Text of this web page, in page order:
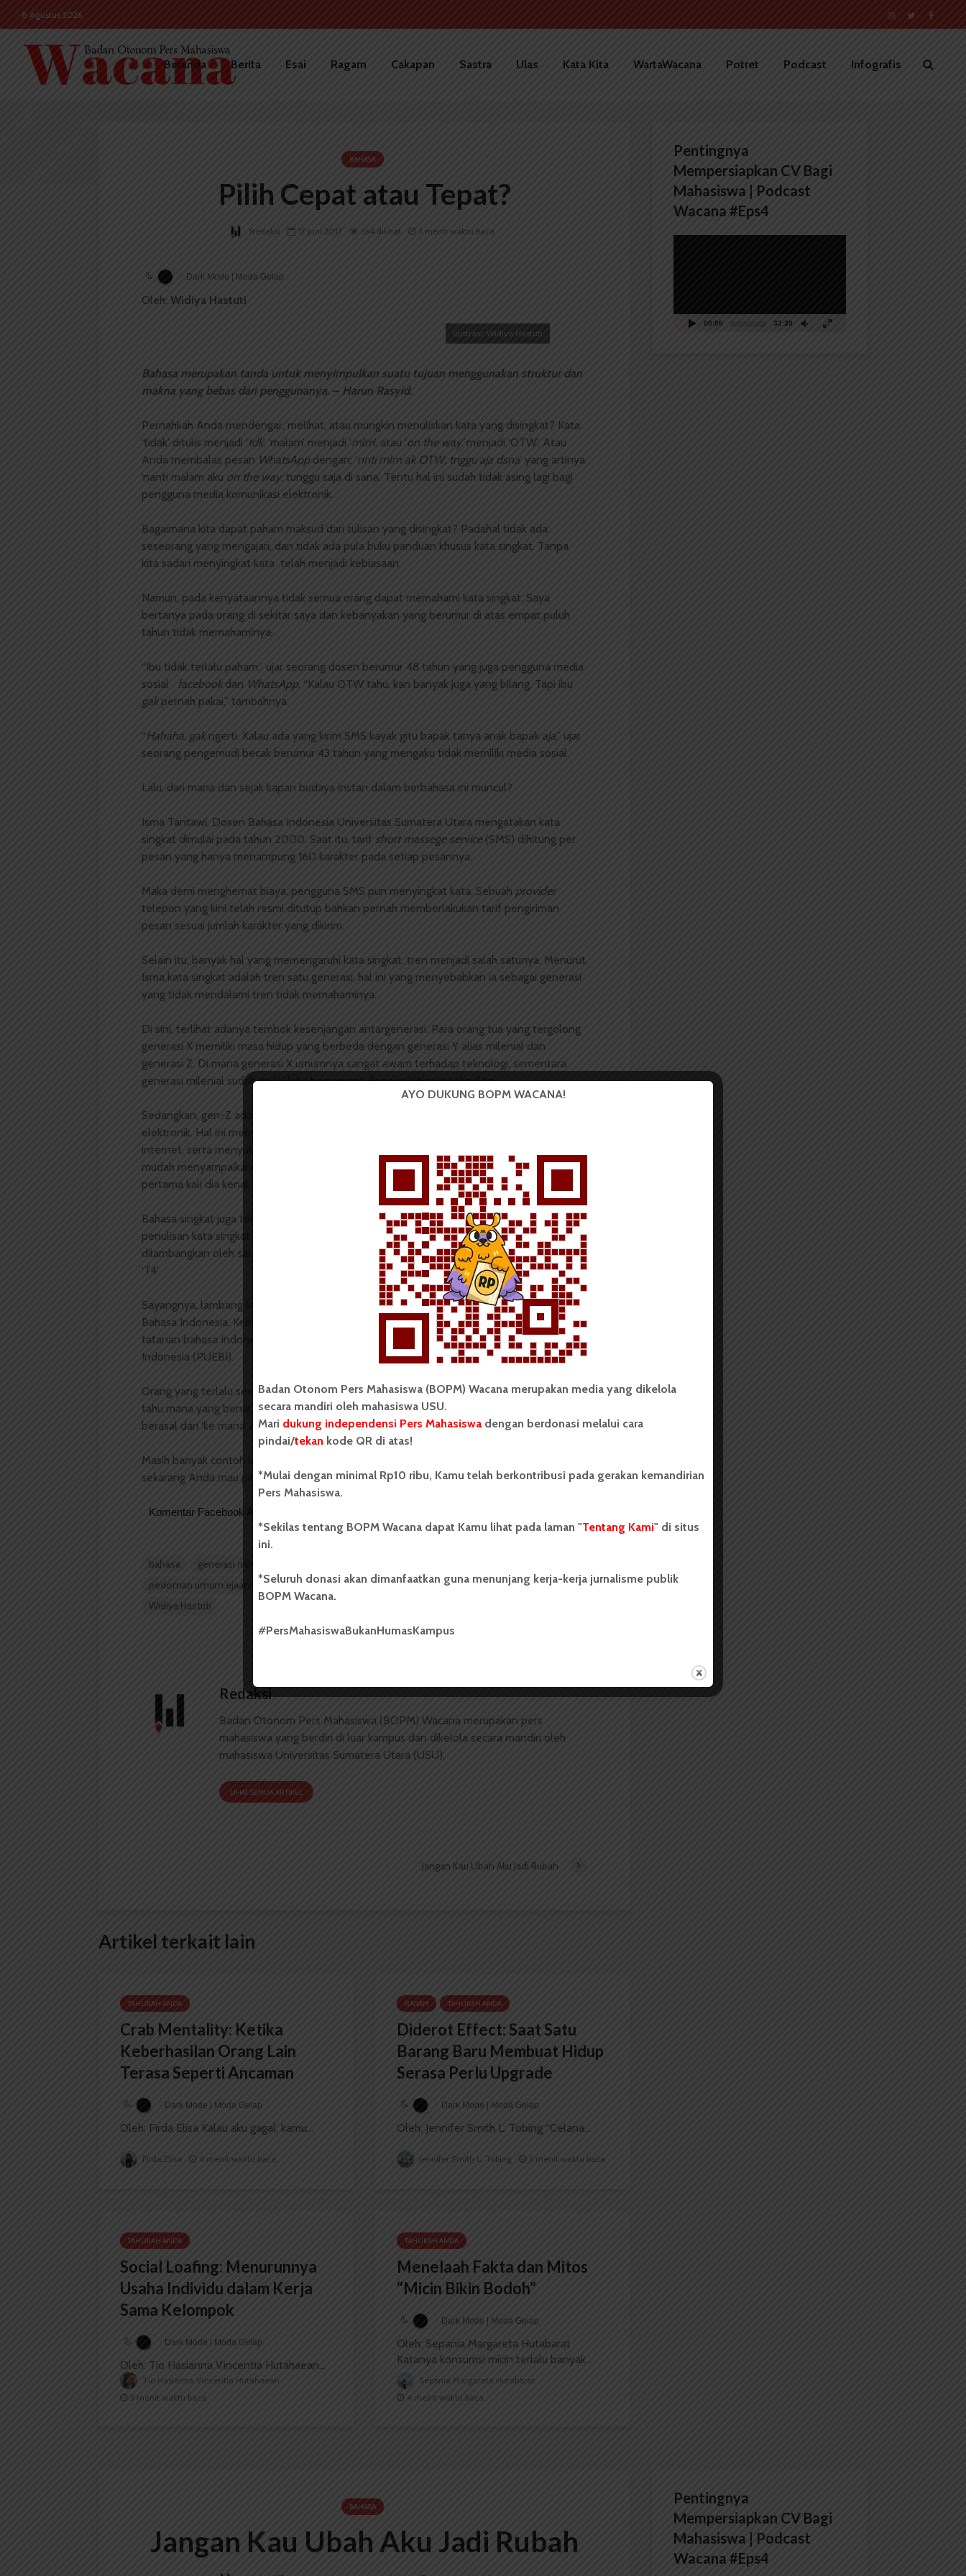
8 Agustus 2026
Beranda Berita Esai Ragam Cakapan Sastra Ulas Kata Kita WartaWacana Potret Podcast Infografis
BAHASA
Pilih Cepat atau Tepat?
Redaksi 17 Juni 2017 364 dilihat 3 menit waktu baca
Dark Mode | Moda Gelap
Oleh: Widiya Hastuti
Ilustrasi: Widiya Hastuti
Bahasa merupakan tanda untuk menyimpulkan suatu tujuan menggunakan struktur dan
makna yang bebas dari penggunanya. – Harun Rasyid.
Pernahkah Anda mendengar, melihat, atau mungkin menuliskan kata yang disingkat? Kata
‘tidak’ ditulis menjadi ‘tdk’, ‘malam’ menjadi ‘mlm’, atau ‘on the way’menjadi ‘OTW’. Atau
Anda membalas pesan WhatsAppdengan; ‘nnti mlm ak OTW, tnggu aja dsna’ yang artinya
‘nanti malam aku on the way, tunggu saja di sana’. Tentu hal ini sudah tidak asing lagi bagi
pengguna media komunikasi elektronik.
Bagaimana kita dapat paham maksud dari tulisan yang disingkat? Padahal tidak ada
seseorang yang mengajari, dan tidak ada pula buku panduan khusus kata singkat. Tanpa
kita sadari menyingkat kata telah menjadi kebiasaan.
Namun, pada kenyataannya tidak semua orang dapat memahami kata singkat. Saya
bertanya pada orang di sekitar saya dan kebanyakan yang berumur di atas empat puluh
tahun tidak memahaminya.
“Ibu tidak terlalu paham,” ujar seorang dosen berumur 48 tahun yang juga pengguna media
sosial facebookdan WhatsApp. “Kalau OTW tahu, kan banyak juga yang bilang. Tapi ibu
gakpernah pakai,” tambahnya.
“Hahaha, gak ngerti. Kalau ada yang kirim SMS kayak gitu bapak tanya anak bapak aja,” ujar
seorang pengemudi becak berumur 43 tahun yang mengaku tidak memiliki media sosial.
Lalu, dari mana dan sejak kapan budaya instan dalam berbahasa ini muncul?
Isma Tantawi, Dosen Bahasa Indonesia Universitas Sumatera Utara mengatakan kata
singkat dimulai pada tahun 2000. Saat itu, tarif short massege service(SMS) dihitung per
pesan yang hanya menampung 160 karakter pada setiap pesannya.
Maka demi menghemat biaya, pengguna SMS pun menyingkat kata. Sebuah provider
telepon yang kini telah resmi ditutup bahkan pernah memberlakukan tarif pengiriman
pesan sesuai jumlah karakter yang dikirim.
Selain itu, banyak hal yang memengaruhi kata singkat, tren menjadi salah satunya. Menurut
Isma kata singkat adalah tren satu generasi, hal ini yang menyebabkan ia sebagai generasi
yang tidak mendalami tren tidak memahaminya.
Di sini, terlihat adanya tembok kesenjangan antargenerasi. Para orang tua yang tergolong
generasi X memiliki masa hidup yang berbeda dengan generasi Y alias milenial dan
generasi Z. Di mana generasi X umumnya sangat awam terhadap teknologi, sementara
generasi milenial sudah mulai lahir bersamaan dengan lahirnya teknologi.
Sedangkan, gen-Z adalah orang-orang yang lahir dan besar di era berkembangnya media
elektronik. Hal ini menyebabkan gen-Z menjadi generasi yang paling familiar dengan
internet, serta menyukai kecepatan dan hal instan. Ini sebabnya anak muda saat ini lebih
mudah menyampaikan komunikasi menggunakan bahasa singkat dari pada bahasa yang
pertama kali dia kenal.
Bahasa singkat juga telah bertahan cukup lama dan justru kini semakin bertambah. Banyak
penulisan kata singkat tidak hanya menghilangkan huruf vokal. Bahkan ada kata yang hanya
dilambangkan oleh satu huruf seperti ‘sekali’ ditulis ‘X’, ‘aku’ ditulis ‘Q’, dan ‘tempat’ ditulis
‘T4’.
Sayangnya, lambang kata ini sudah sangat jauh dari kebakuan menurut Kamus Besar
Bahasa Indonesia. Kebiasaan masyarakat menyingkat kata ini bahkan dapat memengaruhi
tatanan bahasa Indonesia yang baik dan benar menurut Pedoman Umum Ejaan Bahasa
Indonesia (PUEBI).
Orang yang terlalu sering mengirim pesan pertanyaan dengan ‘dmn?’, apakah benar-benar
tahu mana yang benar menurut PUEBI; ‘di mana’ atau ‘dimana?’ Atau singkatan ‘kmn?’
berasal dari ‘ke mana’ atau ‘kemana?’
Masih banyak contoh lainnya yang mungkin sudah sama-sama sering kita dengar. Jadi,
sekarang Anda mau pilih yang mana, kecepatan atau ketepatan?
Komentar Facebook Anda
bahasa generasi milenial
pedoman umum ejaan bahasa indonesia
penggunaan bahasa indonesia
Tahukah Anda
Widiya Hastuti
Redaksi
Badan Otonom Pers Mahasiswa (BOPM) Wacana merupakan pers
mahasiswa yang berdiri di luar kampus dan dikelola secara mandiri oleh
mahasiswa Universitas Sumatera Utara (USU).
LIHAT SEMUA ARTIKEL
Jangan Kau Ubah Aku Jadi Rubah
Artikel terkait lain
TAHUKAH ANDA
Crab Mentality: Ketika
Keberhasilan Orang Lain
Terasa Seperti Ancaman
Dark Mode | Moda Gelap
Oleh: Firda Elisa Kalau aku gagal, kamu...
Firda Elisa 4 menit waktu baca
RAGAM TAHUKAH ANDA
Diderot Effect: Saat Satu
Barang Baru Membuat Hidup
Serasa Perlu Upgrade
Dark Mode | Moda Gelap
Oleh: Jennifer Smith L. Tobing “Celana...
Jennifer Smith L. Tobing 3 menit waktu baca
TAHUKAH ANDA
Social Loafing: Menurunnya
Usaha Individu dalam Kerja
Sama Kelompok
Dark Mode | Moda Gelap
Oleh: Tio Hasianna Vincentia Hutahaean...
Tio Hasianna Vincentia Hutahaean
3 menit waktu baca
TAHUKAH ANDA
Menelaah Fakta dan Mitos
“Micin Bikin Bodoh”
Dark Mode | Moda Gelap
Oleh: Sepania Margareta Hutabarat
Katanya konsumsi micin terlalu banyak...
Sepania Margareta Hutabarat
4 menit waktu baca
Pentingnya
Mempersiapkan CV Bagi
Mahasiswa | Podcast
Wacana #Eps4
00:00 32:39
BAHASA
Jangan Kau Ubah Aku Jadi Rubah
Pentingnya
Mempersiapkan CV Bagi
Mahasiswa | Podcast
Wacana #Eps4
AYO DUKUNG BOPM WACANA!
Badan Otonom Pers Mahasiswa (BOPM) Wacana merupakan media yang dikelola
secara mandiri oleh mahasiswa USU.
Mari dukung independensi Pers Mahasiswa dengan berdonasi melalui cara
pindai/tekan kode QR di atas!
*Mulai dengan minimal Rp10 ribu, Kamu telah berkontribusi pada gerakan kemandirian
Pers Mahasiswa.
*Sekilas tentang BOPM Wacana dapat Kamu lihat pada laman "Tentang Kami" di situs
ini.
*Seluruh donasi akan dimanfaatkan guna menunjang kerja-kerja jurnalisme publik
BOPM Wacana.
#PersMahasiswaBukanHumasKampus